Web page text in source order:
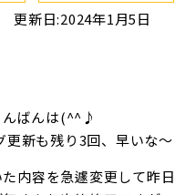
更新日:2024年1月5日
んばんは(^^♪
新も残り3回、早いな～
内容を急遽変更して昨